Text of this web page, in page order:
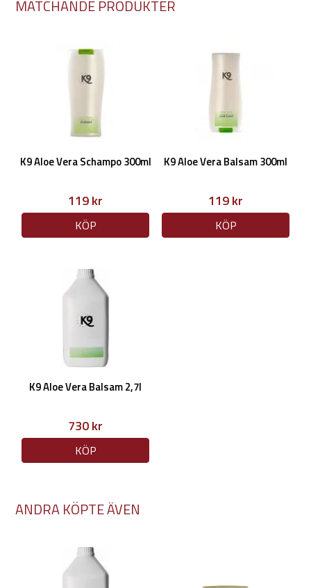
MATCHANDE PRODUKTER
K9 Aloe Vera Schampo 300ml
119 kr
KÖP
K9 Aloe Vera Balsam 300ml
119 kr
KÖP
K9 Aloe Vera Balsam 2,7l
730 kr
KÖP
ANDRA KÖPTE ÄVEN